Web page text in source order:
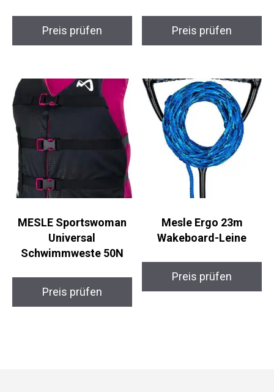
Preis prüfen Preis prüfen
MESLE Sportswoman
Universal
Schwimmweste 50N
Preis prüfen
Mesle Ergo 23m
Wakeboard-Leine
Preis prüfen